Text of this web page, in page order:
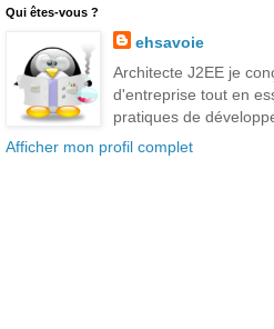
Qui êtes-vous ?
ehsavoie
Architecte J2EE je
d'entreprise tout en
pratiques de
Afficher mon profil complet